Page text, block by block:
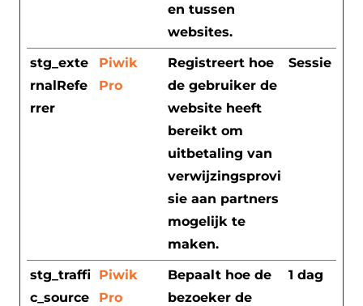
en tussen
websites.
stg_exte
rnalRefe
rrer
Piwik
Pro
Registreert hoe
de gebruiker de
website heeft
bereikt om
uitbetaling van
verwijzingsprovi
sie aan partners
mogelijk te
maken.
Sessie
stg_traffi
c_source
Piwik
Pro
Bepaalt hoe de
bezoeker de
1 dag